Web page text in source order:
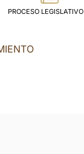
PROCESO LEGISLATIVO